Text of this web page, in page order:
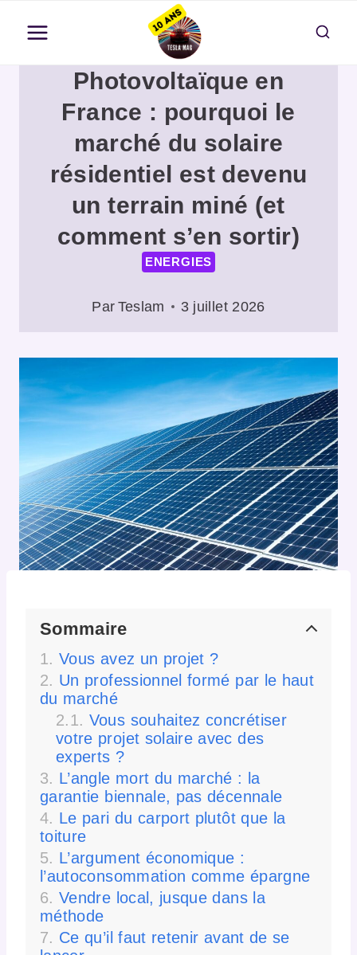
contenu
Photovoltaïque en
France : pourquoi le
marché du solaire
résidentiel est devenu
un terrain miné (et
comment s’en sortir)
ENERGIES
Par Teslam 3 juillet 2026
Sommaire
Vous avez un projet ?
Un professionnel formé par le haut
du marché
Vous souhaitez concrétiser
votre projet solaire avec des
experts ?
L’angle mort du marché : la
garantie biennale, pas décennale
Le pari du carport plutôt que la
toiture
L’argument économique :
l’autoconsommation comme épargne
Vendre local, jusque dans la
méthode
Ce qu’il faut retenir avant de se